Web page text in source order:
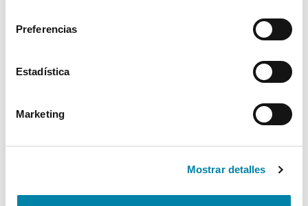
Preferencias
Estadística
Marketing
Mostrar detalles